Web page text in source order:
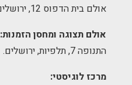
אולם בית הדפוס 12, ירושלים.
אולם תצוגה ומחסן הזמנות:
התנופה 7, תלפיות, ירושלים.
מרכז לוגיסטי: